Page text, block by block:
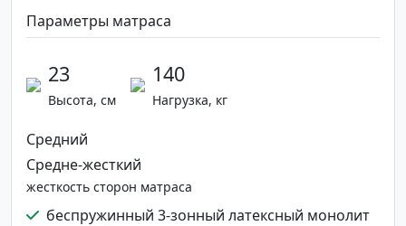
Параметры матраса
23
Высота, см
140
Нагрузка, кг
Средний
Средне-жесткий
жесткость сторон матраса
беспружинный 3-зонный латексный монолит